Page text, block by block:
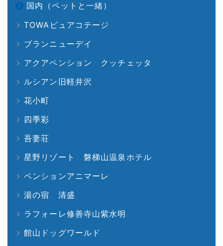
国内（ペットと一緒）
TOWAピュアコテージ
ブランニューデイ
アクアペンション クッチェッタ
ルシアン旧軽井沢
花小町
四季彩
吾妻荘
星野リゾート 磐梯山温泉ホテル
ペンションアニマーレ
湯の宿 清盛
ラフォーレ修善寺山紫水明
館山ドッグワールド